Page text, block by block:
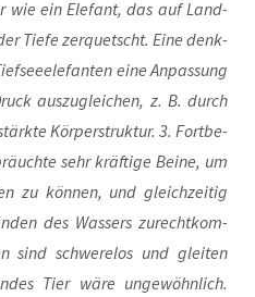
wie ein Ele­fant, das auf Land­
Tie­fe zer­quetscht. Eine denk­
eine Anpas­sung
aus­zu­glei­chen, z. B. durch
Kör­per­struk­tur. 3. Fort­be­
sehr kräf­ti­ge Bei­ne, um
zu kön­nen, und gleich­zei­tig
des Was­sers zurecht­kom­
sind schwe­re­los und glei­ten
Tier wäre unge­wöhn­lich.